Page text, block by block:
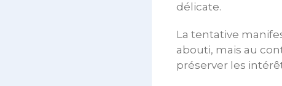
délicate.
La tentative
abouti, mais au
préserver les